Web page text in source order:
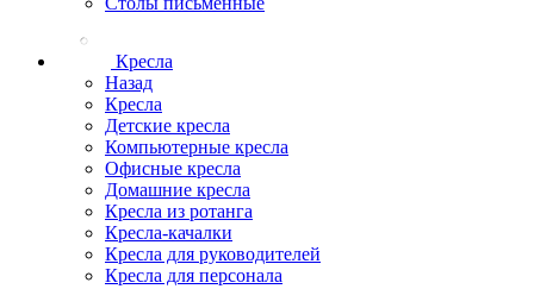
Кресла
Назад
Кресла
Детские кресла
Компьютерные кресла
Офисные кресла
Домашние кресла
Кресла из ротанга
Кресла-качалки
Кресла для руководителей
Кресла для персонала